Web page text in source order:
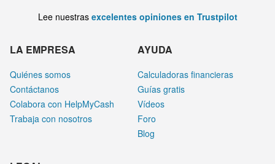
Lee nuestras excelentes opiniones en Trustpilot
LA EMPRESA
Quiénes somos
Contáctanos
Colabora con HelpMyCash
Trabaja con nosotros
AYUDA
Calculadoras financieras
Guías gratis
Vídeos
Foro
Blog